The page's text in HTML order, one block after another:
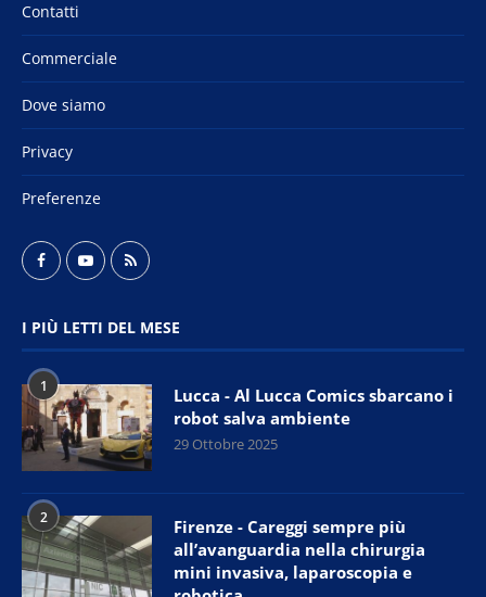
Contatti
Commerciale
Dove siamo
Privacy
Preferenze
I PIÙ LETTI DEL MESE
1
Lucca - Al Lucca Comics sbarcano i
robot salva ambiente
29 Ottobre 2025
2
Firenze - Careggi sempre più
all’avanguardia nella chirurgia
mini invasiva, laparoscopia e